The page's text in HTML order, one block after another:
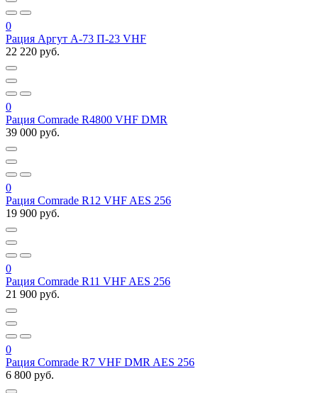
0
Рация Аргут А-73 П-23 VHF
22 220 руб.
0
Рация Comrade R4800 VHF DMR
39 000 руб.
0
Рация Comrade R12 VHF AES 256
19 900 руб.
0
Рация Comrade R11 VHF AES 256
21 900 руб.
0
Рация Comrade R7 VHF DMR AES 256
6 800 руб.